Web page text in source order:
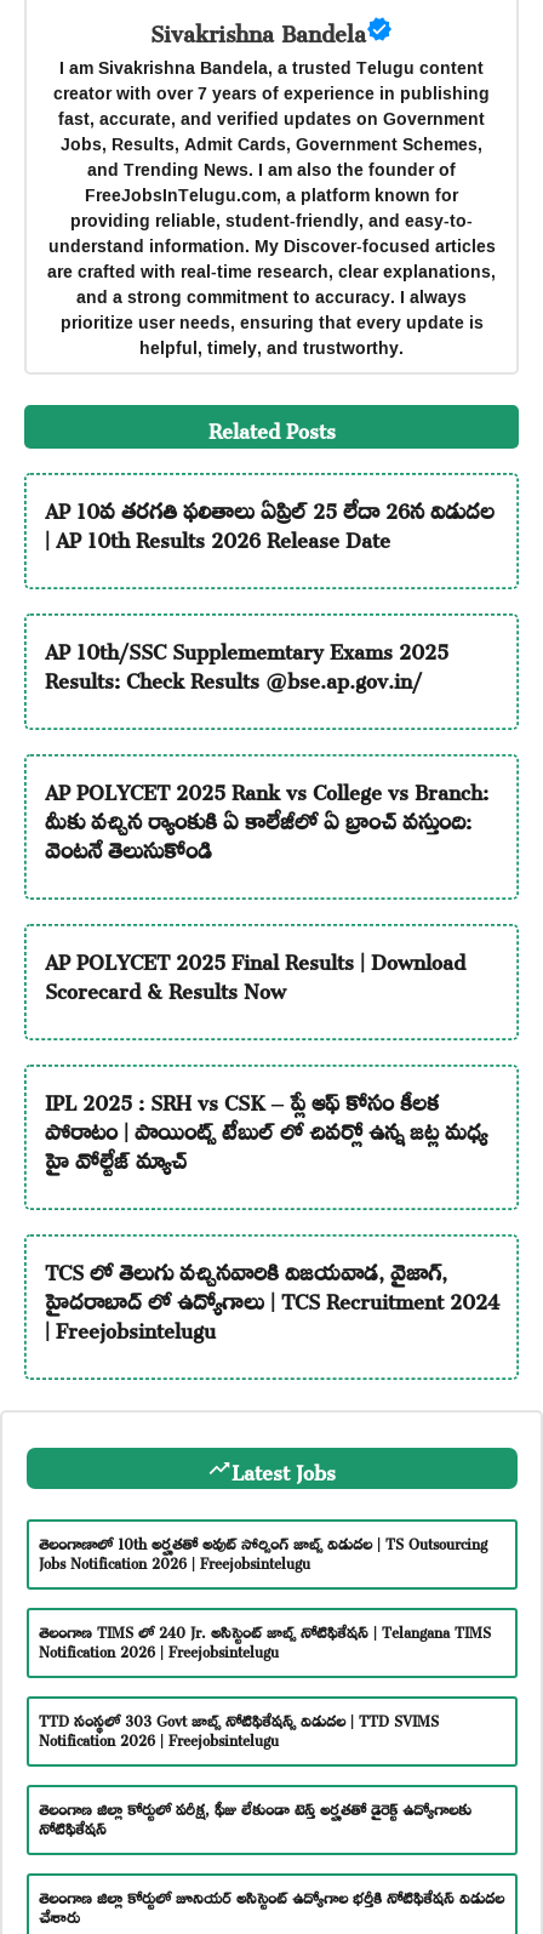
Sivakrishna Bandela
I am Sivakrishna Bandela, a trusted Telugu content
creator with over 7 years of experience in publishing
fast, accurate, and verified updates on Government
Jobs, Results, Admit Cards, Government Schemes,
and Trending News. I am also the founder of
FreeJobsInTelugu.com, a platform known for
providing reliable, student-friendly, and easy-to-
understand information. My Discover-focused articles
are crafted with real-time research, clear explanations,
and a strong commitment to accuracy. I always
prioritize user needs, ensuring that every update is
helpful, timely, and trustworthy.
Related Posts
AP 10వ తరగతి ఫలితాలు ఏప్రిల్ 25 లేదా 26న విడుదల
| AP 10th Results 2026 Release Date
AP 10th/SSC Supplememtary Exams 2025
Results: Check Results @bse.ap.gov.in/
AP POLYCET 2025 Rank vs College vs Branch:
మీకు వచ్చిన ర్యాంకుకి ఏ కాలేజీలో ఏ బ్రాంచ్ వస్తుంది:
వెంటనే తెలుసుకోండి
AP POLYCET 2025 Final Results | Download
Scorecard & Results Now
IPL 2025 : SRH vs CSK – ప్లే ఆఫ్ కోసం కీలక
పోరాటం | పాయింట్స్ టేబుల్ లో చివర్లో ఉన్న జట్ల మధ్య
హై వోల్టేజ్ మ్యాచ్
TCS లో తెలుగు వచ్చినవారికి విజయవాడ, వైజాగ్,
హైదరాబాద్ లో ఉద్యోగాలు | TCS Recruitment 2024
| Freejobsintelugu
Latest Jobs
తెలంగాణాలో 10th అర్హతతో అవుట్ సోర్సింగ్ జాబ్స్ విడుదల | TS Outsourcing
Jobs Notification 2026 | Freejobsintelugu
తెలంగాణ TIMS లో 240 Jr. అసిస్టెంట్ జాబ్స్ నోటిఫికేషన్ | Telangana TIMS
Notification 2026 | Freejobsintelugu
TTD సంస్థలో 303 Govt జాబ్స్ నోటిఫికేషన్స్ విడుదల | TTD SVIMS
Notification 2026 | Freejobsintelugu
తెలంగాణ జిల్లా కోర్టులో పరీక్ష, ఫీజు లేకుండా టెన్త్ అర్హతతో డైరెక్ట్ ఉద్యోగాలకు
నోటిఫికేషన్
తెలంగాణ జిల్లా కోర్టులో జూనియర్ అసిస్టెంట్ ఉద్యోగాల భర్తీకి నోటిఫికేషన్ విడుదల
చేశారు